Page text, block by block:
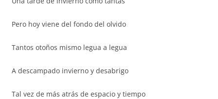
Pero hoy viene del fondo del olvido
Tantos otoños mismo legua a legua
A descampado invierno y desabrigo
Tal vez de más atrás de espacio y tiempo